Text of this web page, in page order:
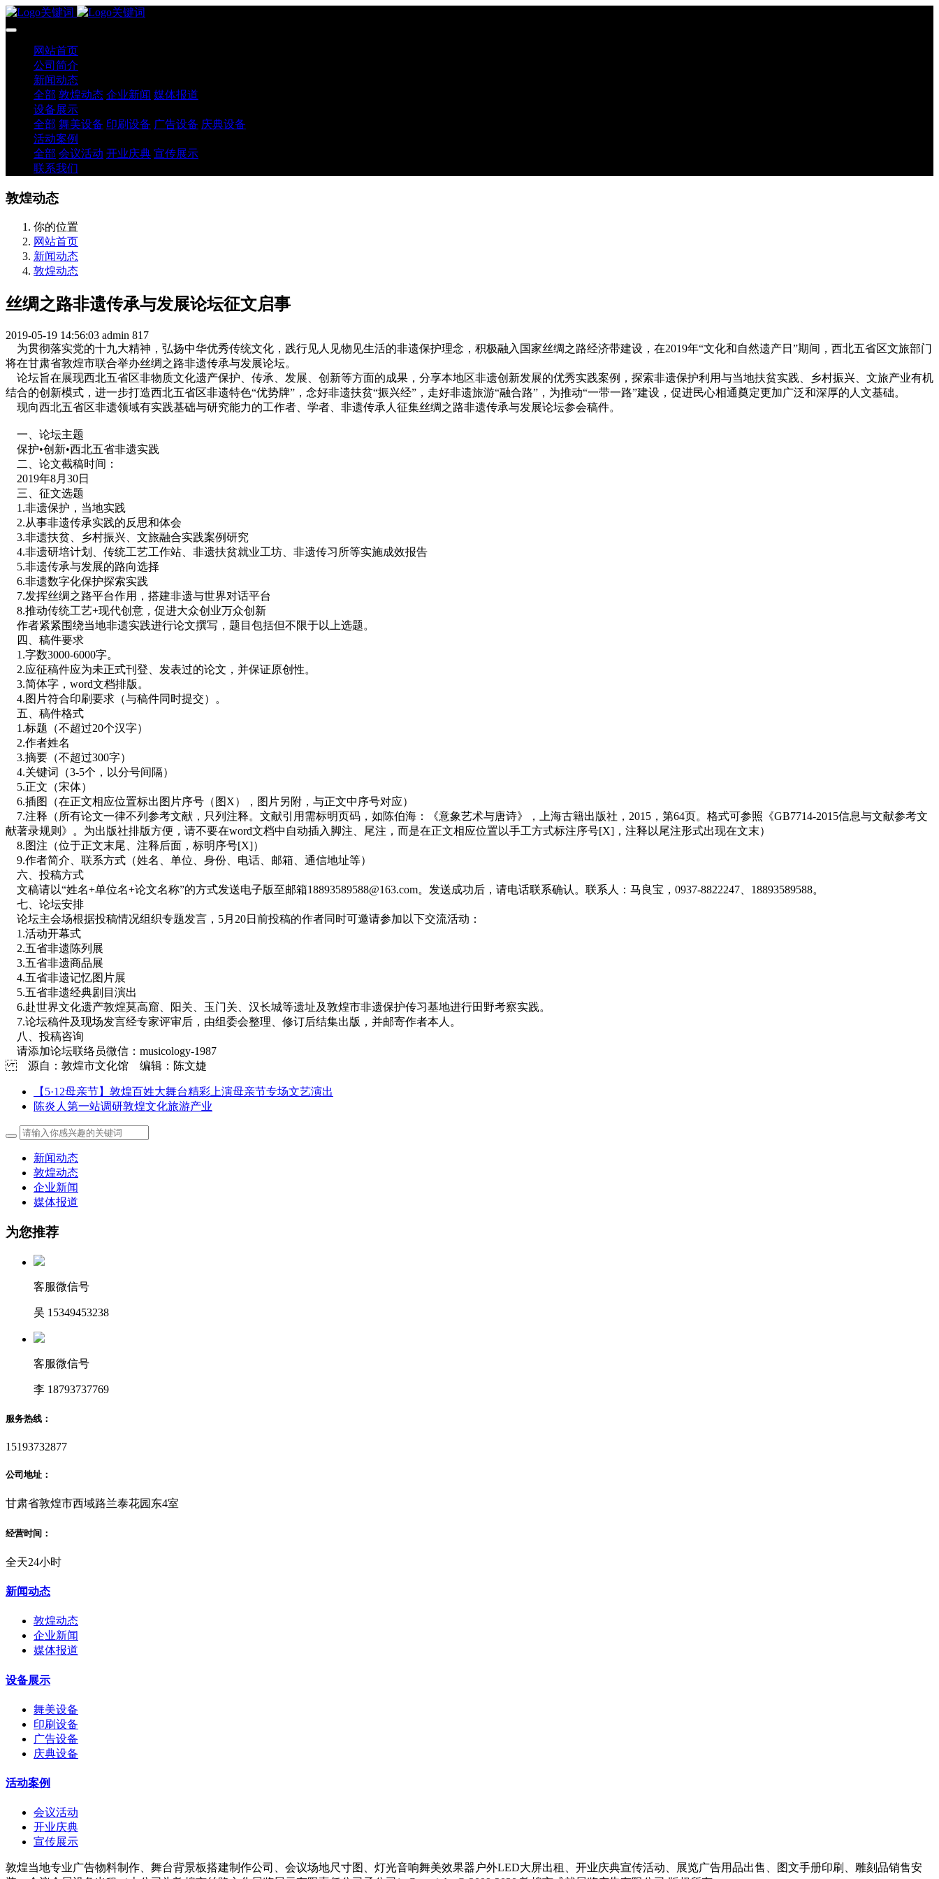
网站首页
公司简介
新闻动态
全部 敦煌动态 企业新闻 媒体报道
设备展示
全部 舞美设备 印刷设备 广告设备 庆典设备
活动案例
全部 会议活动 开业庆典 宣传展示
联系我们
敦煌动态
你的位置
网站首页
新闻动态
敦煌动态
丝绸之路非遗传承与发展论坛征文启事
2019-05-19 14:56:03 admin 817
为贯彻落实党的十九大精神，弘扬中华优秀传统文化，践行见人见物见生活的非遗保护理念，积极融入国家丝绸之路经济带建设，在2019年“文化和自然遗产日”期间，西北五省区文旅部门
将在甘肃省敦煌市联合举办丝绸之路非遗传承与发展论坛。
论坛旨在展现西北五省区非物质文化遗产保护、传承、发展、创新等方面的成果，分享本地区非遗创新发展的优秀实践案例，探索非遗保护利用与当地扶贫实践、乡村振兴、文旅产业有机
结合的创新模式，进一步打造西北五省区非遗特色“优势牌”，念好非遗扶贫“振兴经”，走好非遗旅游“融合路”，为推动“一带一路”建设，促进民心相通奠定更加广泛和深厚的人文基础。
现向西北五省区非遗领域有实践基础与研究能力的工作者、学者、非遗传承人征集丝绸之路非遗传承与发展论坛参会稿件。
一、论坛主题
保护•创新•西北五省非遗实践
二、论文截稿时间：
2019年8月30日
三、征文选题
1.非遗保护，当地实践
2.从事非遗传承实践的反思和体会
3.非遗扶贫、乡村振兴、文旅融合实践案例研究
4.非遗研培计划、传统工艺工作站、非遗扶贫就业工坊、非遗传习所等实施成效报告
5.非遗传承与发展的路向选择
6.非遗数字化保护探索实践
7.发挥丝绸之路平台作用，搭建非遗与世界对话平台
8.推动传统工艺+现代创意，促进大众创业万众创新
作者紧紧围绕当地非遗实践进行论文撰写，题目包括但不限于以上选题。
四、稿件要求
1.字数3000-6000字。
2.应征稿件应为未正式刊登、发表过的论文，并保证原创性。
3.简体字，word文档排版。
4.图片符合印刷要求（与稿件同时提交）。
五、稿件格式
1.标题（不超过20个汉字）
2.作者姓名
3.摘要（不超过300字）
4.关键词（3-5个，以分号间隔）
5.正文（宋体）
6.插图（在正文相应位置标出图片序号（图X），图片另附，与正文中序号对应）
7.注释（所有论文一律不列参考文献，只列注释。文献引用需标明页码，如陈伯海：《意象艺术与唐诗》，上海古籍出版社，2015，第64页。格式可参照《GB7714-2015信息与文献参考文
献著录规则》。为出版社排版方便，请不要在word文档中自动插入脚注、尾注，而是在正文相应位置以手工方式标注序号[X]，注释以尾注形式出现在文末）
8.图注（位于正文末尾、注释后面，标明序号[X]）
9.作者简介、联系方式（姓名、单位、身份、电话、邮箱、通信地址等）
六、投稿方式
文稿请以“姓名+单位名+论文名称”的方式发送电子版至邮箱18893589588@163.com。发送成功后，请电话联系确认。联系人：马良宝，0937-8822247、18893589588。
七、论坛安排
论坛主会场根据投稿情况组织专题发言，5月20日前投稿的作者同时可邀请参加以下交流活动：
1.活动开幕式
2.五省非遗陈列展
3.五省非遗商品展
4.五省非遗记忆图片展
5.五省非遗经典剧目演出
6.赴世界文化遗产敦煌莫高窟、阳关、玉门关、汉长城等遗址及敦煌市非遗保护传习基地进行田野考察实践。
7.论坛稿件及现场发言经专家评审后，由组委会整理、修订后结集出版，并邮寄作者本人。
八、投稿咨询
请添加论坛联络员微信：musicology-1987
源自：敦煌市文化馆 编辑：陈文婕
【5·12母亲节】敦煌百姓大舞台精彩上演母亲节专场文艺演出
陈炎人第一站调研敦煌文化旅游产业
新闻动态
敦煌动态
企业新闻
媒体报道
为您推荐
客服微信号
吴 15349453238
客服微信号
李 18793737769
服务热线：
15193732877
公司地址：
甘肃省敦煌市西域路兰泰花园东4室
经营时间：
全天24小时
新闻动态
敦煌动态
企业新闻
媒体报道
设备展示
舞美设备
印刷设备
广告设备
庆典设备
活动案例
会议活动
开业庆典
宣传展示
敦煌当地专业广告物料制作、舞台背景板搭建制作公司、会议场地尺寸图、灯光音响舞美效果器户外LED大屏出租、开业庆典宣传活动、展览广告用品出售、图文手册印刷、雕刻品销售安